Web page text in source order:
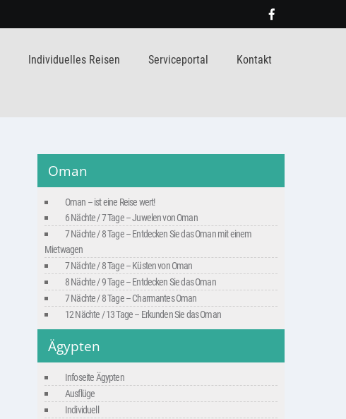
Individuelles Reisen Serviceportal Kontakt
Oman
Oman – ist eine Reise wert!
6 Nächte / 7 Tage – Juwelen von Oman
7 Nächte / 8 Tage – Entdecken Sie das Oman mit einem
Mietwagen
7 Nächte / 8 Tage – Küsten von Oman
8 Nächte / 9 Tage – Entdecken Sie das Oman
7 Nächte / 8 Tage – Charmantes Oman
12 Nächte / 13 Tage – Erkunden Sie das Oman
Ägypten
Infoseite Ägypten
Ausflüge
Individuell